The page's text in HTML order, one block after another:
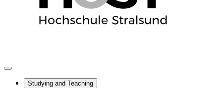
Studying and Teaching